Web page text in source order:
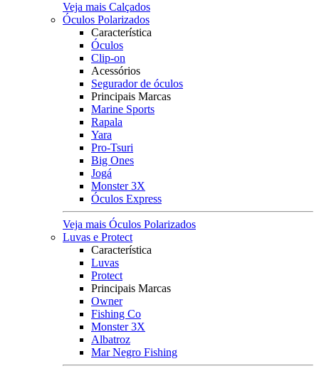
Veja mais Calçados
Óculos Polarizados
Característica
Óculos
Clip-on
Acessórios
Segurador de óculos
Principais Marcas
Marine Sports
Rapala
Yara
Pro-Tsuri
Big Ones
Jogá
Monster 3X
Óculos Express
Veja mais Óculos Polarizados
Luvas e Protect
Característica
Luvas
Protect
Principais Marcas
Owner
Fishing Co
Monster 3X
Albatroz
Mar Negro Fishing